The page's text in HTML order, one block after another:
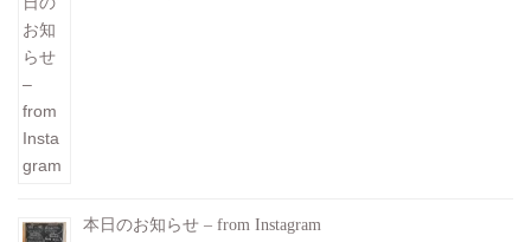
本日のお知らせ – from Instagram